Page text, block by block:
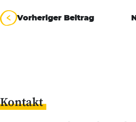
Beitragsnavigation
Vorheriger Beitrag
Kontakt